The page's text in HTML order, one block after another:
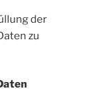
der
zu